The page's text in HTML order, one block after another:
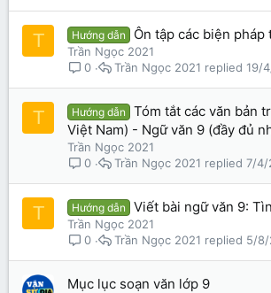
T Hướng dẫn Ôn tập các biện pháp
Trần Ngọc 2021
0
19/
Trần Ngọc 2021
T Hướng dẫn
Tóm tắt các văn bản
Việt Nam) - Ngữ văn 9 (đầy đủ
Trần Ngọc 2021
0
7/4/
Trần Ngọc 2021
T Hướng dẫn Viết bài ngữ văn 9:
Trần Ngọc 2021
0
5/8/
Trần Ngọc 2021
Mục lục soạn văn lớp 9